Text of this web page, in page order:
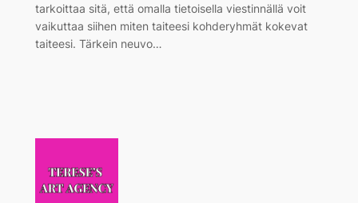
tarkoittaa sitä, että omalla tietoisella viestinnällä voit
vaikuttaa siihen miten taiteesi kohderyhmät kokevat
taiteesi. Tärkein neuvo…